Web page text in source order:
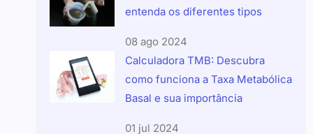
entenda os diferentes tipos
08 ago 2024
Calculadora TMB: Descubra
como funciona a Taxa Metabólica
Basal e sua importância
01 jul 2024